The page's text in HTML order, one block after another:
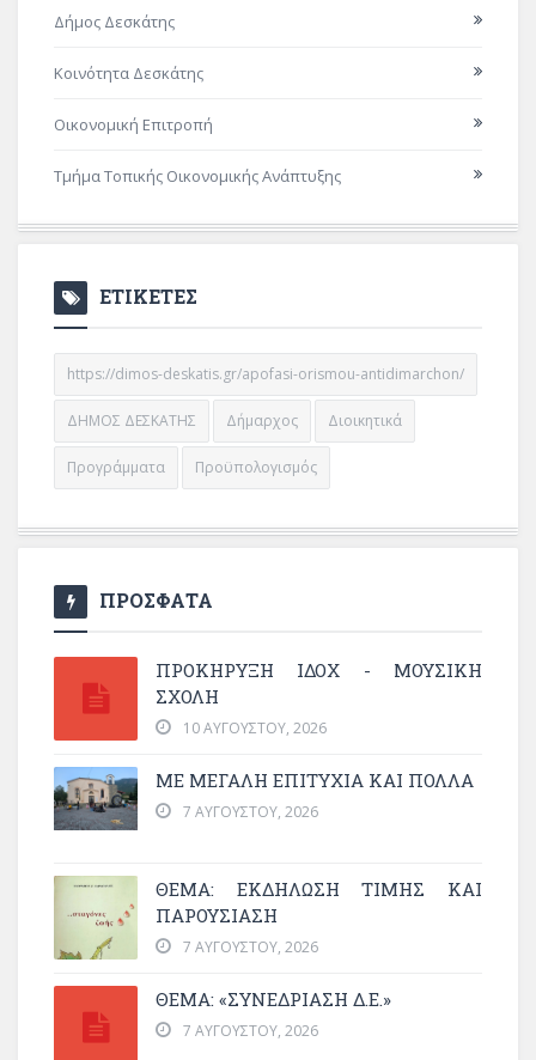
Δήμος Δεσκάτης
Κοινότητα Δεσκάτης
Οικονομική Επιτροπή
Τμήμα Τοπικής Οικονομικής Ανάπτυξης
ΕΤΙΚΕΤΕΣ
https://dimos-deskatis.gr/apofasi-orismou-antidimarchon/
ΔΗΜΟΣ ΔΕΣΚΑΤΗΣ Δήμαρχος Διοικητικά
Προγράμματα Προϋπολογισμός
ΠΡΟΣΦΑΤΑ
ΠΡΟΚΗΡΥΞΗ ΙΔΟΧ - ΜΟΥΣΙΚΗ
ΣΧΟΛΗ
10 ΑΥΓΟΎΣΤΟΥ, 2026
ΜΕ ΜΕΓΆΛΗ ΕΠΙΤΥΧΊΑ ΚΑΙ ΠΟΛΛΆ
7 ΑΥΓΟΎΣΤΟΥ, 2026
ΘΈΜΑ: ΕΚΔΉΛΩΣΗ ΤΙΜΉΣ ΚΑΙ
ΠΑΡΟΥΣΊΑΣΗ
7 ΑΥΓΟΎΣΤΟΥ, 2026
ΘΕΜΑ: «ΣΥΝΕΔΡΊΑΣΗ Δ.Ε.»
7 ΑΥΓΟΎΣΤΟΥ, 2026